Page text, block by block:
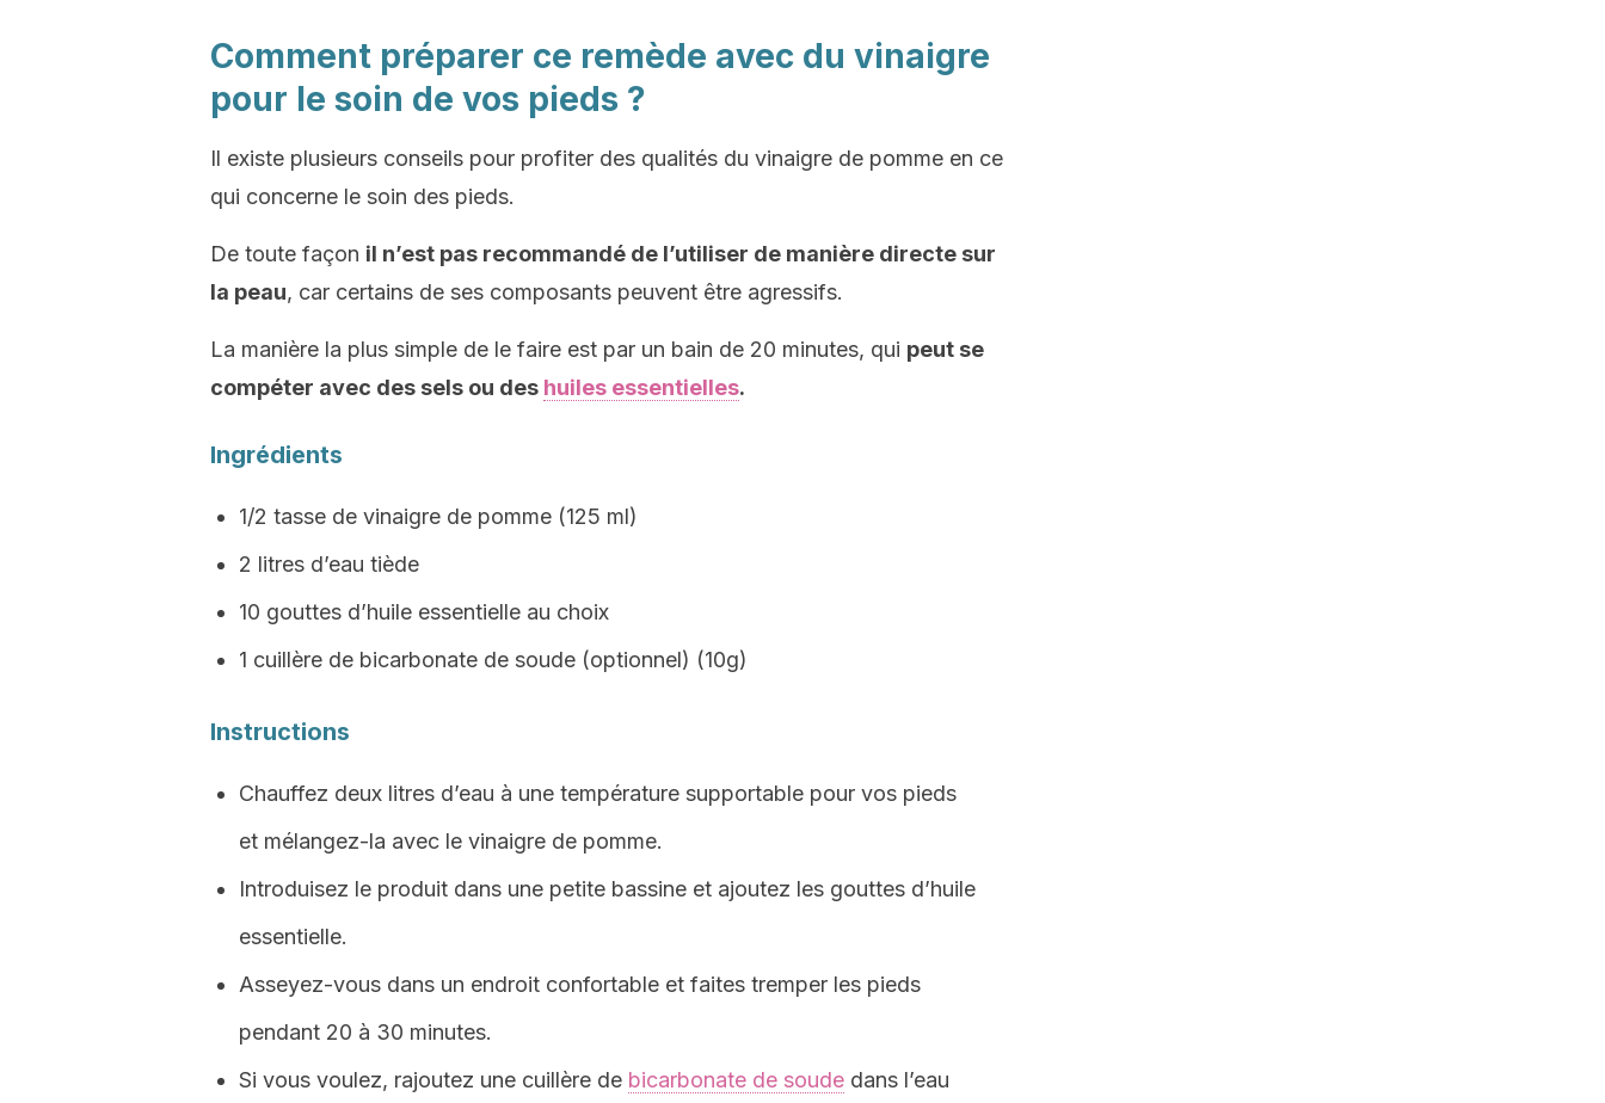
Comment préparer ce remède avec du vinaigre
pour le soin de vos pieds ?
Il existe plusieurs conseils pour profiter des qualités du vinaigre de pomme en ce
qui concerne le soin des pieds.
De toute façon il n’est pas recommandé de l’utiliser de manière directe sur
la peau, car certains de ses composants peuvent être agressifs.
La manière la plus simple de le faire est par un bain de 20 minutes, qui peut se
compéter avec des sels ou des huiles essentielles.
Ingrédients
1/2 tasse de vinaigre de pomme (125 ml)
2 litres d’eau tiède
10 gouttes d’huile essentielle au choix
1 cuillère de bicarbonate de soude (optionnel) (10g)
Instructions
Chauffez deux litres d’eau à une température supportable pour vos pieds
et mélangez-la avec le vinaigre de pomme.
Introduisez le produit dans une petite bassine et ajoutez les gouttes d’huile
essentielle.
Asseyez-vous dans un endroit confortable et faites tremper les pieds
pendant 20 à 30 minutes.
Si vous voulez, rajoutez une cuillère de bicarbonate de soude dans l’eau